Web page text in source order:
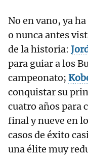
No en vano, ya
o nunca antes
de la historia:
para guiar a los
campeonato;
conquistar su
cuatro años para
final y nueve en
casos de éxito
una élite muy